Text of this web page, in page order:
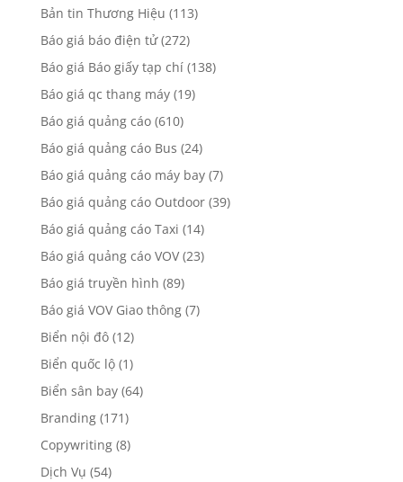
Bản tin Thương Hiệu (113)
Báo giá báo điện tử(272)
Báo giá Báo giấy tạp chí(138)
Báo giá qc thang máy(19)
Báo giá quảng cáo(610)
Báo giá quảng cáo Bus (24)
Báo giá quảng cáo máy bay(7)
Báo giá quảng cáo Outdoor(39)
Báo giá quảng cáo Taxi (14)
Báo giá quảng cáo VOV(23)
Báo giá truyền hình (89)
Báo giá VOV Giao thông(7)
Biển nội đô(12)
Biển quốc lộ(1)
Biển sân bay(64)
Branding(171)
Copywriting(8)
Dịch Vụ (54)